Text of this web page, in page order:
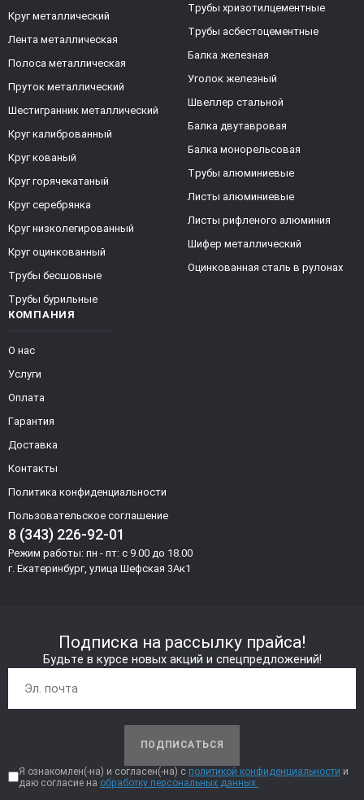
КОМПАНИЯ
О нас
Услуги
Оплата
Гарантия
Доставка
Контакты
Политика конфиденциальности
Пользовательское соглашение
8 (343) 226-92-01
Режим работы: пн - пт: с 9.00 до 18.00
г. Екатеринбург, улица Шефская 3Ак1
Круг металлический
Лента металлическая
Полоса металлическая
Пруток металлический
Шестигранник металлический
Круг калиброванный
Круг кованый
Круг горячекатаный
Круг серебрянка
Круг низколегированный
Круг оцинкованный
Трубы бесшовные
Трубы бурильные
Трубы хризотилцементные
Трубы асбестоцементные
Балка железная
Уголок железный
Швеллер стальной
Балка двутавровая
Балка монорельсовая
Трубы алюминиевые
Листы алюминиевые
Листы рифленого алюминия
Шифер металлический
Оцинкованная сталь в рулонах
Подписка на рассылку прайса!
Будьте в курсе новых акций и спецпредложений!
ПОДПИСАТЬСЯ
Я ознакомлен(-на) и согласен(-на) с политикой конфиденциальности и
даю согласие на обработку персональных данных.